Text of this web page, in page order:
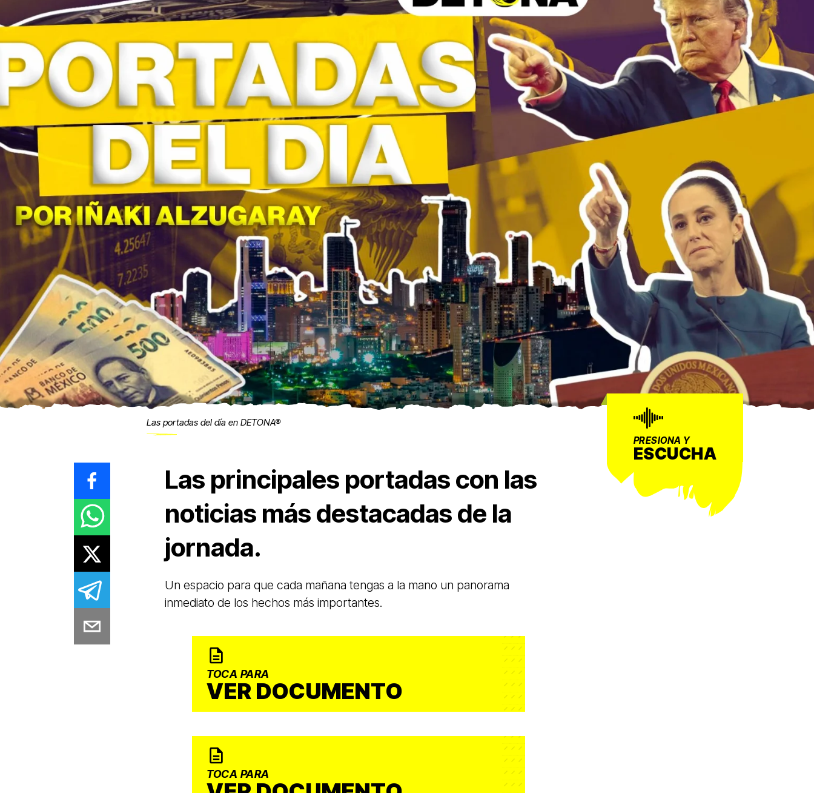
Las portadas del día en DETONA®
PRESIONA Y
ESCUCHA
Las principales portadas con las
noticias más destacadas de la
jornada.
Un espacio para que cada mañana tengas a la mano un panorama
inmediato de los hechos más importantes.
TOCA PARA
VER DOCUMENTO
TOCA PARA